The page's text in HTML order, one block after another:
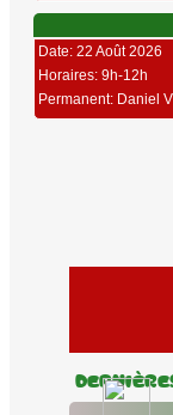
Date: 22 Août 2026
Horaires: 9h-12h
Permanent: Daniel